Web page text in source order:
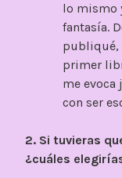
lo mismo
fantasía.
publiqué,
primer
me evoca
con ser
2. Si tuvieras
¿cuáles